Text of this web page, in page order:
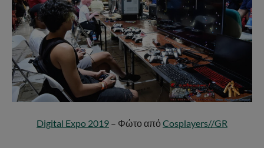
Digital Expo 2019 – Φώτο από Cosplayers//GR